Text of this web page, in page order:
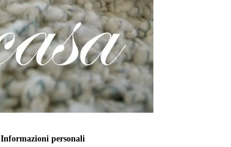
Informazioni personali